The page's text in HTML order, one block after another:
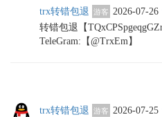
trx转错包退 游客 2026-07-26
转错包退【
TeleGram:【@TrxEm】
trx转错包退 游客 2026-07-25